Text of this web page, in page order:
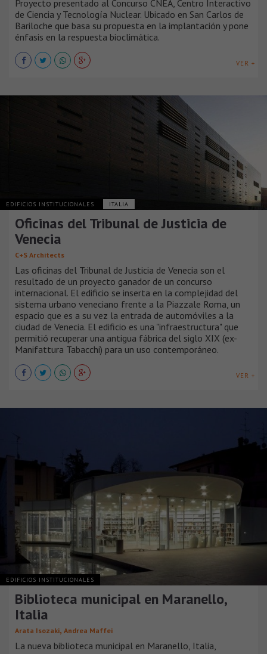
Proyecto presentado al Concurso CNEA, Centro Interactivo
de Ciencia y Tecnología Nuclear. Ubicado en San Carlos de
Bariloche que basa su propuesta en la implantación y pone
énfasis en la respuesta bioclimática.
VER +
EDIFICIOS INSTITUCIONALES ITALIA
Oficinas del Tribunal de Justicia de
Venecia
C+S Architects
Las oficinas del Tribunal de Justicia de Venecia son el
resultado de un proyecto ganador de un concurso
internacional. El edificio se inserta en la complejidad del
sistema urbano veneciano frente a la Piazzale Roma, un
espacio que es a su vez la entrada de automóviles a la
ciudad de Venecia. El edificio es una "infraestructura" que
permitió recuperar una antigua fábrica del siglo XIX (ex-
Manifattura Tabacchi) para un uso contemporáneo.
VER +
EDIFICIOS INSTITUCIONALES
Biblioteca municipal en Maranello,
Italia
Arata Isozaki, Andrea Maffei
La nueva biblioteca municipal en Maranello, Italia,